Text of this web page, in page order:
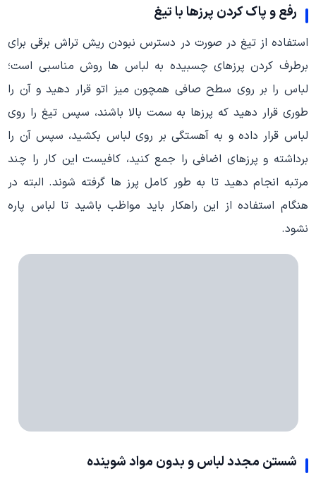
رفع و پاک کردن پرزها با تیغ
استفاده از تیغ در صورت در دسترس نبودن ریش تراش برقی برای
برطرف کردن پرزهای چسبیده به لباس ها روش مناسبی است؛
لباس را بر روی سطح صافی همچون میز اتو قرار دهید و آن را
طوری قرار دهید که پرزها به سمت بالا باشند، سپس تیغ را روی
لباس قرار داده و به آهستگی بر روی لباس بکشید، سپس آن را
برداشته و پرزهای اضافی را جمع کنید، کافیست این کار را چند
مرتبه انجام دهید تا به طور کامل پرز ها گرفته شوند. البته در
هنگام استفاده از این راهکار باید مواظب باشید تا لباس پاره
نشود.
شستن مجدد لباس و بدون مواد شوینده